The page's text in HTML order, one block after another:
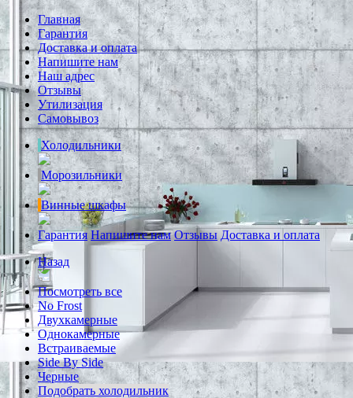
Главная
Гарантия
Доставка и оплата
Напишите нам
Наш адрес
Отзывы
Утилизация
Самовывоз
Холодильники
Морозильники
Винные шкафы
Гарантия Напишите нам Отзывы Доставка и оплата
Назад
Посмотреть все
No Frost
Двухкамерные
Однокамерные
Встраиваемые
Side By Side
Черные
Подобрать холодильник